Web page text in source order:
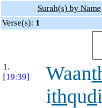
Surah(s) by Name
Verse(s): 1
1.
[19:39]
Waan
ithqud